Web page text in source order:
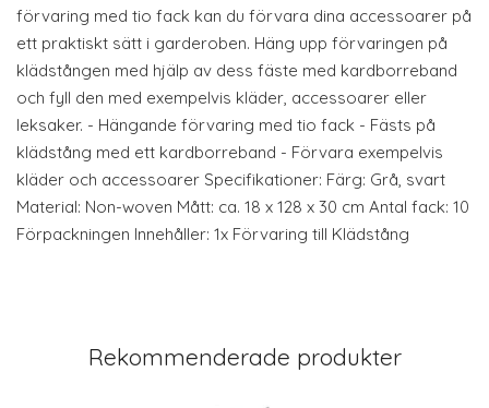
förvaring med tio fack kan du förvara dina accessoarer på
ett praktiskt sätt i garderoben. Häng upp förvaringen på
klädstången med hjälp av dess fäste med kardborreband
och fyll den med exempelvis kläder, accessoarer eller
leksaker. - Hängande förvaring med tio fack - Fästs på
klädstång med ett kardborreband - Förvara exempelvis
kläder och accessoarer Specifikationer: Färg: Grå, svart
Material: Non-woven Mått: ca. 18 x 128 x 30 cm Antal fack: 10
Förpackningen Innehåller: 1x Förvaring till Klädstång
Rekommenderade produkter